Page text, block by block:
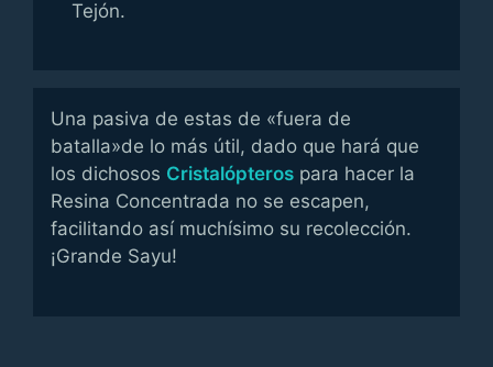
Tejón.
Una pasiva de estas de «fuera de
batalla»de lo más útil, dado que hará que
los dichosos Cristalópteros para hacer la
Resina Concentrada no se escapen,
facilitando así muchísimo su recolección.
¡Grande Sayu!